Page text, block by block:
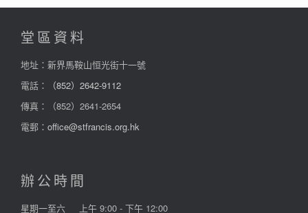
堂區資料
地址：新界馬鞍山恒光街十一號
電話：
（852）2642-9112
傳真：（852）2641-2654
電郵： office@stfrancis.org.hk
辦公時間
星期一至六 上午 9:00 - 下午 12:00